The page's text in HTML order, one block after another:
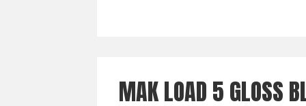
MAK LOAD 5 GLOSS